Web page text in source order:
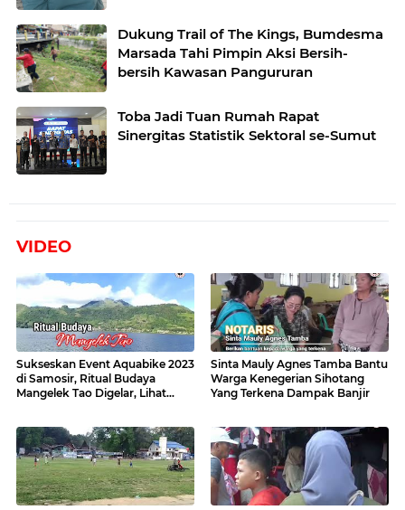
Dukung Trail of The Kings, Bumdesma
Marsada Tahi Pimpin Aksi Bersih-
bersih Kawasan Pangururan
Toba Jadi Tuan Rumah Rapat
Sinergitas Statistik Sektoral se-Sumut
VIDEO
Sukseskan Event Aquabike 2023
di Samosir, Ritual Budaya
Mangelek Tao Digelar, Lihat
Sinta Mauly Agnes Tamba Bantu
Warga Kenegerian Sihotang
Yang Terkena Dampak Banjir